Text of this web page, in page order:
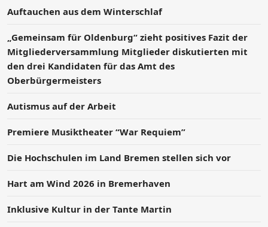
Auftauchen aus dem Winterschlaf
„Gemeinsam für Oldenburg“ zieht positives Fazit der
Mitgliederversammlung Mitglieder diskutierten mit
den drei Kandidaten für das Amt des
Oberbürgermeisters
Autismus auf der Arbeit
Premiere Musiktheater “War Requiem”
Die Hochschulen im Land Bremen stellen sich vor
Hart am Wind 2026 in Bremerhaven
Inklusive Kultur in der Tante Martin